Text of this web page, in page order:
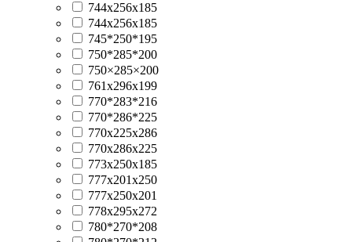
744x256x185
744х256х185
745*250*195
750*285*200
750×285×200
761x296x199
770*283*216
770*286*225
770x225x286
770x286x225
773x250x185
777x201x250
777x250x201
778x295x272
780*270*208